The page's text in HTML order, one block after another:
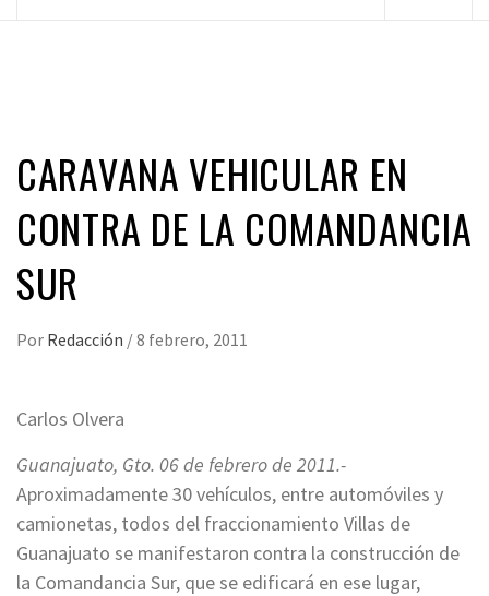
CARAVANA VEHICULAR EN
CONTRA DE LA COMANDANCIA
SUR
Por Redacción /8 febrero, 2011
Carlos Olvera
Guanajuato, Gto. 06 de febrero de 2011.-
Aproximadamente 30 vehículos, entre automóviles y
camionetas, todos del fraccionamiento Villas de
Guanajuato se manifestaron contra la construcción de
la Comandancia Sur, que se edificará en ese lugar,